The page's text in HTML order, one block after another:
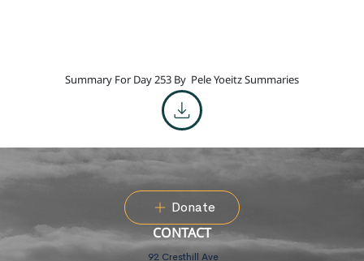
Summary For Day 253 By Pele Yoeitz Summaries
Donate
CONTACT
92 Cresthill Ave